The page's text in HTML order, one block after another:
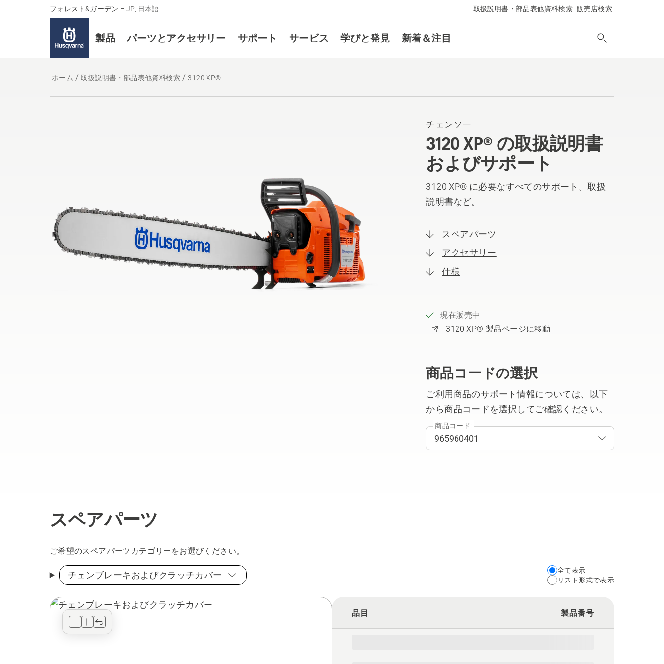
フォレスト&ガーデン – JP, 日本語 取扱説明書・部品表他資料検索 販売店検索
製品 パーツとアクセサリー サポート サービス 学びと発見 新着＆注目
ホーム 取扱説明書・部品表他資料検索 3120 XP®
チェンソー
3120 XP® の取扱説明書
およびサポート
3120 XP® に必要なすべてのサポート。取扱
説明書など。
スペアパーツ
アクセサリー
仕様
現在販売中
3120 XP® 製品ページに移動
商品コードの選択
ご利用商品のサポート情報については、以下
から商品コードを選択してご確認ください。
商品コード:
スペアパーツ
ご希望のスペアパーツカテゴリーをお選びください。
チェンブレーキおよびクラッチカバー
Choose
your
view
type
全て表示
リスト形式で表示
品目 製品番号